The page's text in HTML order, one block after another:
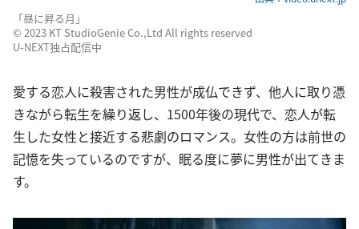
「昼に昇る月」
©︎ 2023 KT StudioGenie Co.,Ltd All rights reserved
U-NEXT独占配信中
愛する恋人に殺害された男性が成仏できず、他人に取り憑
きながら転生を繰り返し、1500年後の現代で、恋人が転
生した女性と接近する悲劇のロマンス。女性の方は前世の
記憶を失っているのですが、眠る度に夢に男性が出てきま
す。